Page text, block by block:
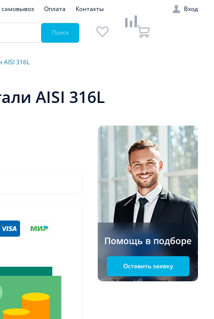
самовывоз Оплата Контакты Вход
Поиск
316L
AISI 316L
Помощь в подборе
Оставить заявку